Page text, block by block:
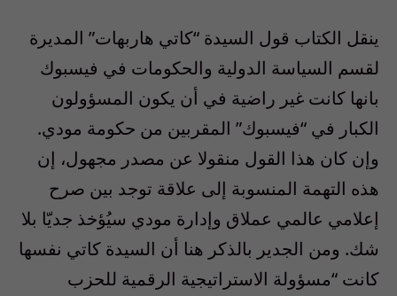
ينقل الكتاب قول السيدة “كاتي هاربهات” المديرة
لقسم السياسة الدولية والحكومات في فيسبوك
بانها كانت غير راضية في أن يكون المسؤولون
الكبار في “فيسبوك” المقربين من حكومة مودي.
وإن كان هذا القول منقولا عن مصدر مجهول، إن
هذه التهمة المنسوبة إلى علاقة توجد بين صرح
إعلامي عالمي عملاق وإدارة مودي سيُؤخذ جديّا بلا
شك. ومن الجدير بالذكر هنا أن السيدة كاتي نفسها
كانت “مسؤولة الاستراتيجية الرقمية للحزب